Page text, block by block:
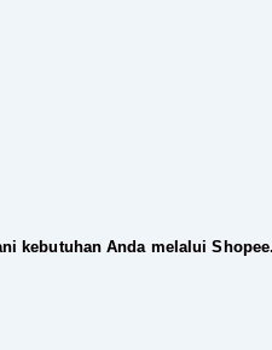
kebutuhan Anda melalui Shopee.